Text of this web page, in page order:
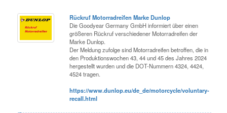
Rückruf Motorradreifen Marke Dunlop
Die Goodyear Germany GmbH informiert über einen
größeren Rückruf verschiedener Motorradreifen der
Marke Dunlop.
Der Meldung zufolge sind Motorradreifen betroffen, die in
den Produktionswochen 43, 44 und 45 des Jahres 2024
hergestellt wurden und die DOT-Nummern 4324, 4424,
4524 tragen.
https://www.dunlop.eu/de_de/motorcycle/voluntary-
recall.html